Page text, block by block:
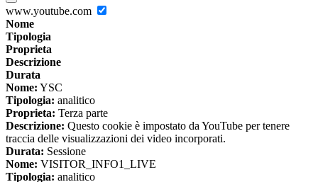
www.youtube.com
Nome
Tipologia
Proprieta
Descrizione
Durata
Nome: YSC
Tipologia: analitico
Proprieta: Terza parte
Descrizione: Questo cookie è impostato da YouTube per tenere
traccia delle visualizzazioni dei video incorporati.
Durata: Sessione
Nome: VISITOR_INFO1_LIVE
Tipologia: analitico